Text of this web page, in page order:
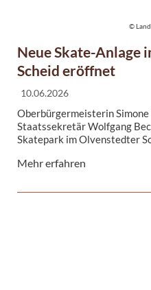
Neue Skate-Anlage
Scheid eröffnet
10.06.2026
Oberbürgermeisterin
Staatssekretär Wolfgang
Skatepark im Olvenstedter
Euro aus dem Vermögen der
Höhepunkt zur Eröffnung
Mehr erfahren
©